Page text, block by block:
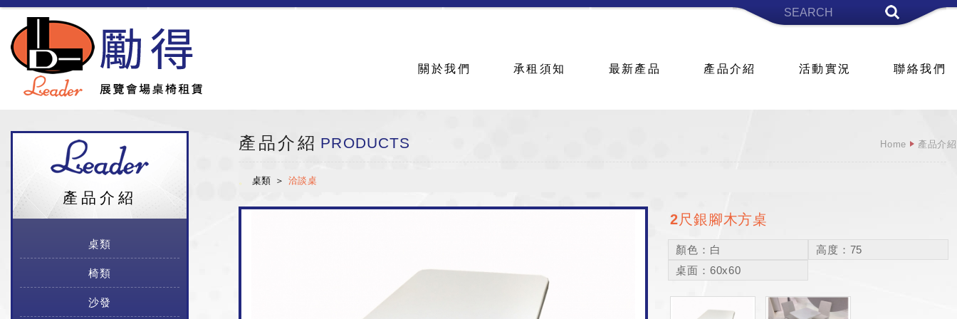
關於我們 承租須知 最新產品 產品介紹 活動實況 聯絡我們
產品介紹
桌類
椅類
沙發
產品介紹 PRODUCTS Home 產品介紹
桌類 洽談桌
2尺銀腳木方桌
顏色：白
高度：75
桌面：60x60